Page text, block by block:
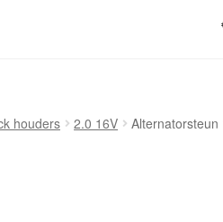
houders 2.0 16V